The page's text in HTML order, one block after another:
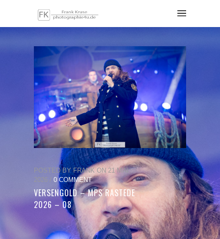
POSTED BY FRANK ON 21 MAI
2026 / 0 COMMENT
VERSENGOLD – MPS RASTEDE
2026 – 08